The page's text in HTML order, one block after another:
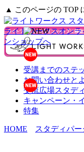
▲ このページの TOP
ライトワークスオンラ
ンショップへ
受講までのステ
お問い合わせと
交流広場スタデ
キャンペーン・
特集
HOME スタディパー